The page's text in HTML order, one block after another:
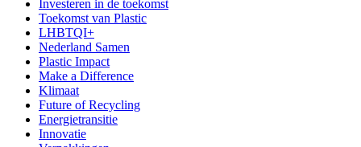
Investeren in de toekomst
Toekomst van Plastic
LHBTQI+
Nederland Samen
Plastic Impact
Make a Difference
Klimaat
Future of Recycling
Energietransitie
Innovatie